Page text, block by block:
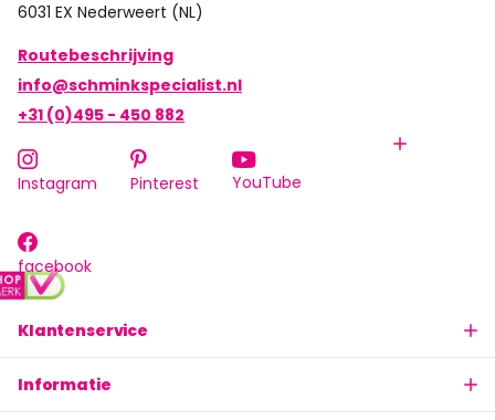
Klantenservice
Informatie
6031 EX Nederweert (NL)
Routebeschrijving
info@schminkspecialist.nl
+31 (0)495 - 450 882
Instagram Pinterest YouTube
facebook